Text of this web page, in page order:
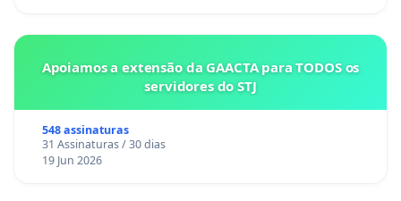
Apoiamos a extensão da GAACTA para TODOS os
servidores do STJ
548 assinaturas
31 Assinaturas / 30 dias
19 Jun 2026